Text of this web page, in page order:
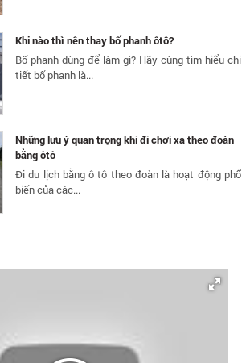
Khi nào thì nên thay bố phanh ôtô?
Bố phanh dùng để làm gì? Hãy cùng tìm hiểu chi
tiết bố phanh là...
Những lưu ý quan trọng khi đi chơi xa theo đoàn
bằng ôtô
Đi du lịch bằng ô tô theo đoàn là hoạt động phổ
biến của các...
tuổi thọ của...